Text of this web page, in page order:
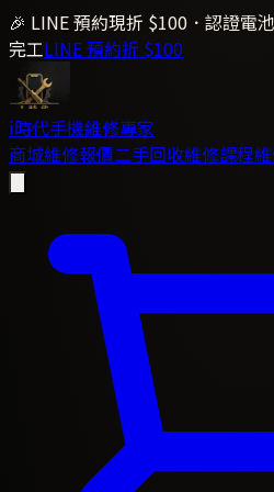
🎉 LINE 預約現折 $100．認證電
完工LINE 預約折 $100
i時代手機維修專家
商城維修報價二手回收維修課程